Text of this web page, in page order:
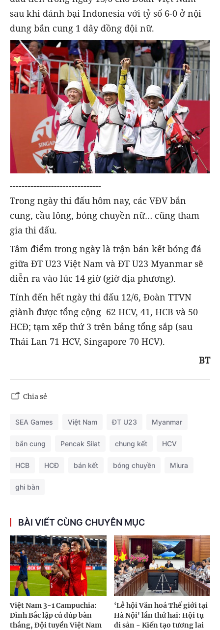
sau khi đánh bại Indonesia với tỷ số 6-0 ở nội
dung bắn cung 1 dây đồng đội nữ.
-------------------------------
Trong ngày thi đấu hôm nay, các VĐV bắn
cung, cầu lông, bóng chuyền nữ… cũng tham
gia thi đấu.
Tâm điểm trong ngày là trận bán kết bóng đá
giữa ĐT U23 Việt Nam và ĐT U23 Myanmar sẽ
diễn ra vào lúc 14 giờ (giờ địa phương).
Tính đến hết ngày thi đấu 12/6, Đoàn TTVN
giành được tổng cộng 62 HCV, 41, HCB và 50
HCĐ; tạm xếp thứ 3 trên bảng tổng sắp (sau
Thái Lan 71 HCV, Singapore 70 HCV).
BT
Chia sẻ
SEA Games Việt Nam ĐT U23 Myanmar
bắn cung Pencak Silat chung kết HCV
HCB HCĐ bán kết bóng chuyền Miura
ghi bàn
BÀI VIẾT CÙNG CHUYÊN MỤC
Việt Nam 3-1 Campuchia:
Đình Bắc lập cú đúp bàn
thắng, Đội tuyển Việt Nam
‘Lễ hội Văn hoá Thế giới tại
Hà Nội' lần thứ hai: Hội tụ
di sản - Kiến tạo tương lai